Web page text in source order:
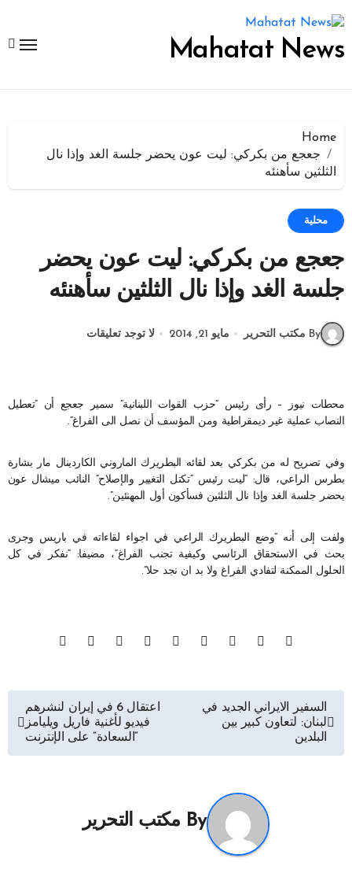
إلى
المحتوى
Mahatat News
Home
جعجع من بكركي: ليت عون يحضر جلسة الغد وإذا نال
الثلثين سأهنئه
محلية
جعجع من بكركي: ليت عون يحضر
جلسة الغد وإذا نال الثلثين سأهنئه
By مكتب التحرير مايو 21, 2014 لا توجد تعليقات
محطات نيوز – رأى رئيس “حزب القوات اللبنانية” سمير جعجع أن “تعطيل
النصاب عملية غير ديمقراطية ومن المؤسف أن نصل الى الفراغ”.
وفي تصريح له من بكركي بعد لقائه البطريرك الماروني الكاردينال مار بشارة
بطرس الراعي، قال: “ليت رئيس “تكتل التغيير والإصلاح” النائب ميشال عون
يحضر جلسة الغد وإذا نال الثلثين فسأكون أول المهنئين”.
ولفت إلى أنه “وضع البطريرك الراعي في اجواء لقاءاته في باريس وجرى
بحث في الاستحقاق الرئاسي وكيفية تجنب الفراغ”، مضيفا: “نفكر في كل
الحلول الممكنة لتفادي الفراغ ولا بد ان نجد حلا”.
تصفّح
المقالات
السفير الايراني الجديد في
لبنان: لتعاون كبير بين
البلدين
اعتقال 6 في إيران لنشرهم
فيديو لأغنية فاريل ويليامز
“السعادة” على الإنترنت
By مكتب التحرير